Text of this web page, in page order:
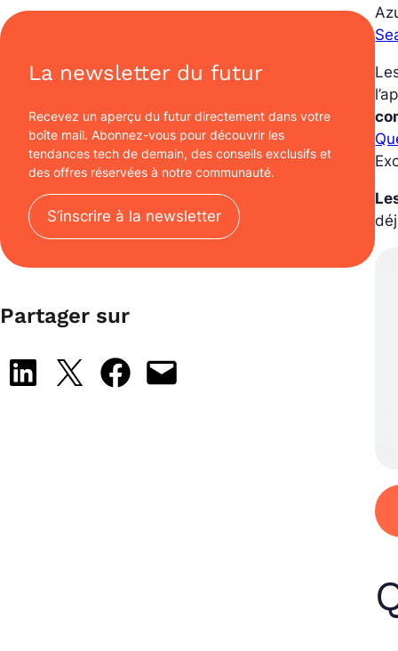
La newsletter du futur
Recevez un aperçu du futur directement dans votre
boîte mail. Abonnez-vous pour découvrir les
tendances tech de demain, des conseils exclusifs et
des offres réservées à notre communauté.
S’inscrire à la newsletter
Partager sur
Share on LinkedIn
Share on X Share on Facebook
Email this Page